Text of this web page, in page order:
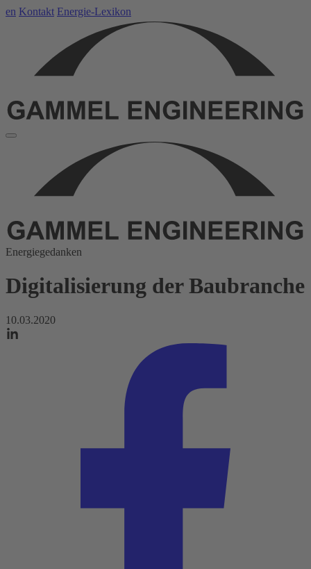
en Kontakt Energie-Lexikon
Energiegedanken
Digitalisierung der Baubranche
10.03.2020